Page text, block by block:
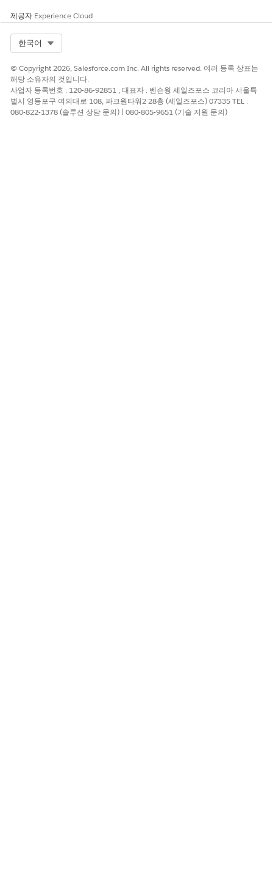
제공자 Experience Cloud
한국어
© Copyright 2026, Salesforce.com Inc. All rights reserved. 여러 등록 상표는
해당 소유자의 것입니다.
사업자 등록번호 : 120-86-92851 , 대표자 : 벤슨웡 세일즈포스 코리아 서울특
별시 영등포구 여의대로 108, 파크원타워2 28층 (세일즈포스) 07335 TEL :
080-822-1378 (솔루션 상담 문의) | 080-805-9651 (기술 지원 문의)